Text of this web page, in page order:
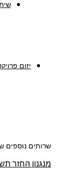
יזום
שרותים נוספים
מנגנון החזר